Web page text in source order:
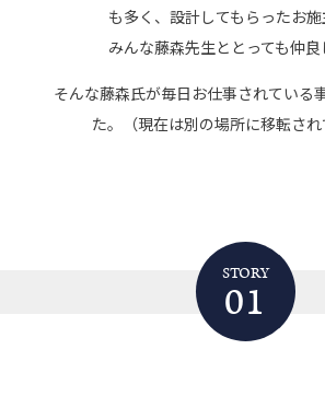
も多く、設計してもらったお施
みんな藤森先生ととっても仲良
そんな藤森氏が毎日お仕事されている
た。（現在は別の場所に移転され
STORY
01